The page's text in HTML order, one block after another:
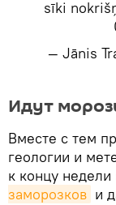
sīki
— Jānis
​Идут
Вместе с тем
геологии и
к концу недели
заморозков и